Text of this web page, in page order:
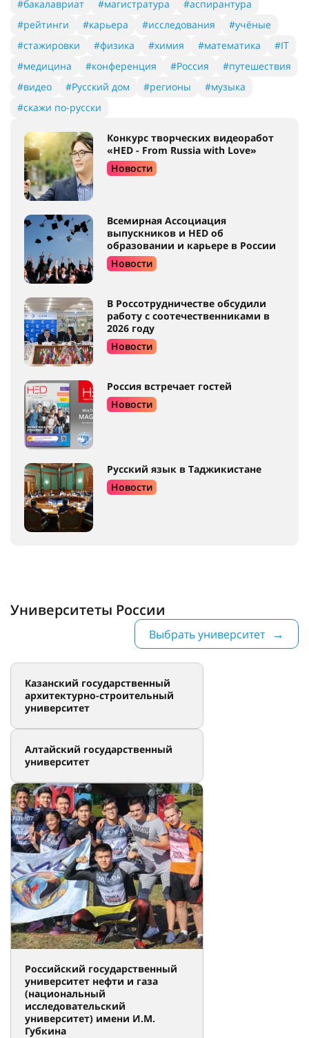
#бакалавриат #магистратура
#аспирантура
#рейтинги
#карьера #исследования
#учёные
#стажировки
#физика #химия #математика
#IT
#медицина
#конференция #Россия
#путешествия
#видео
#Русский дом #регионы
#музыка
#скажи по-русски
Конкурс творческих видеоработ
«HED - From Russia with Love»
Новости
Всемирная Ассоциация
выпускников и HED об
образовании и карьере в России
Новости
В Россотрудничестве обсудили
работу с соотечественниками в
2026 году
Новости
Россия встречает гостей
Новости
Русский язык в Таджикистане
Новости
Университеты России
Выбрать университет
Казанский государственный
архитектурно-строительный
университет
Алтайский государственный
университет
Российский государственный
университет нефти и газа
(национальный
исследовательский
университет) имени И.М.
Губкина